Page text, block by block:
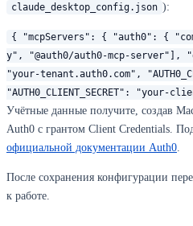
claude_desktop_config.json ):
{ "mcpServers": { "auth0": {
y", "@auth0/auth0-mcp-server"],
"your-tenant.auth0.com",
"AUTH0_CLIENT_SECRET":
Учётные данные получите, создав
Auth0 с грантом Client Credentials.
официальной документации Auth0.
После сохранения конфигурации
к работе.